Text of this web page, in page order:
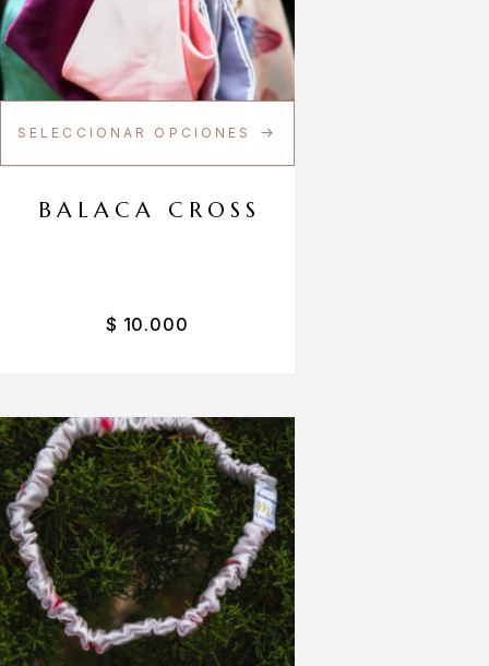
SELECCIONAR OPCIONES
BALACA CROSS
$ 10.000